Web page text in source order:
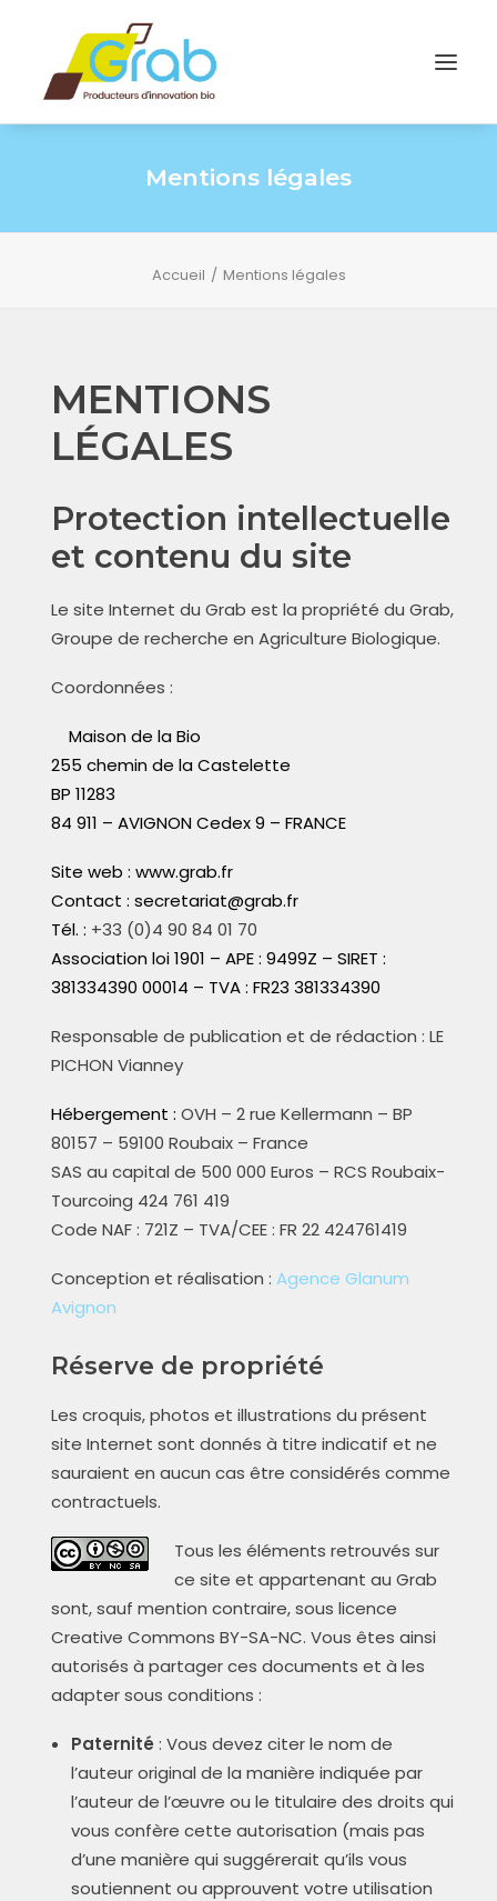
Mentions légales
Accueil Mentions légales
MENTIONS
LÉGALES
Protection intellectuelle
et contenu du site
Le site Internet du Grab est la propriété du Grab,
Groupe de recherche en Agriculture Biologique.
Coordonnées :
Maison de la Bio
255 chemin de la Castelette
BP 11283
84 911 – AVIGNON Cedex 9 – FRANCE
Site web : www.grab.fr
Contact : secretariat@grab.fr
Tél. : +33 (0)4 90 84 01 70
Association loi 1901 – APE : 9499Z – SIRET :
381334390 00014 – TVA : FR23 381334390
Responsable de publication et de rédaction : LE
PICHON Vianney
Hébergement : OVH – 2 rue Kellermann – BP
80157 – 59100 Roubaix – France
SAS au capital de 500 000 Euros – RCS Roubaix-
Tourcoing 424 761 419
Code NAF : 721Z – TVA/CEE : FR 22 424761419
Conception et réalisation : Agence Glanum
Avignon
Réserve de propriété
Les croquis, photos et illustrations du présent
site Internet sont donnés à titre indicatif et ne
sauraient en aucun cas être considérés comme
contractuels.
Tous les éléments retrouvés sur
ce site et appartenant au Grab
sont, sauf mention contraire, sous licence
Creative Commons BY-SA-NC. Vous êtes ainsi
autorisés à partager ces documents et à les
adapter sous conditions :
Paternité : Vous devez citer le nom de
l’auteur original de la manière indiquée par
l’auteur de l’œuvre ou le titulaire des droits qui
vous confère cette autorisation (mais pas
d’une manière qui suggérerait qu’ils vous
soutiennent ou approuvent votre utilisation